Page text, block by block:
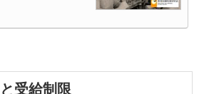
受給制限